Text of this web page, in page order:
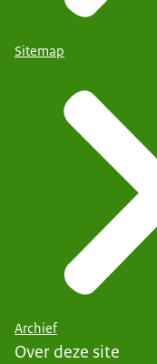
Sitemap
Archief
Over deze site